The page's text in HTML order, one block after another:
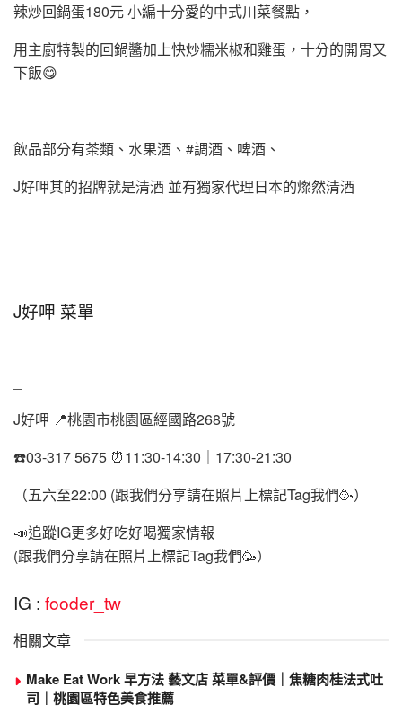
辣炒回鍋蛋180元 小編十分愛的中式川菜餐點，
用主廚特製的回鍋醬加上快炒糯米椒和雞蛋，十分的開胃又
下飯😋
飲品部分有茶類、水果酒、#調酒、啤酒、
J好呷其的招牌就是清酒 並有獨家代理日本的燦然清酒
J好呷 菜單
J好呷 📍桃園市桃園區經國路268號
☎️03-317 5675 ⏰11:30-14:30｜17:30-21:30
（五六至22:00 (跟我們分享請在照片上標記Tag我們🥳）
📣追蹤IG更多好吃好喝獨家情報
(跟我們分享請在照片上標記Tag我們🥳）
IG : fooder_tw
相關文章
Make Eat Work 早方法 藝文店 菜單&評價｜焦糖肉桂法式吐
司｜桃園區特色美食推薦